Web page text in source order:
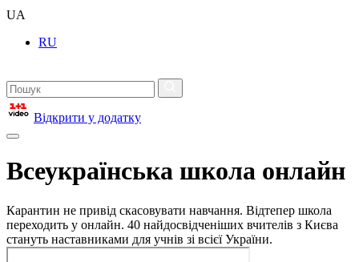
UA
RU
Відкрити у додатку
Всеукраїнська школа онлайн
Карантин не привід скасовувати навчання. Відтепер школа
переходить у онлайн. 40 найдосвідченіших вчителів з Києва
стануть наставниками для учнів зі всієї України.